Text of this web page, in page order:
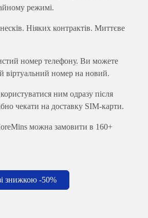
режимі.
Ніяких контрактів. Миттєве
номер телефону. Ви можете
віртуальний номер на новий.
ним одразу після
чекати на доставку SIM-карти.
можна замовити в 160+
знижкою -50%